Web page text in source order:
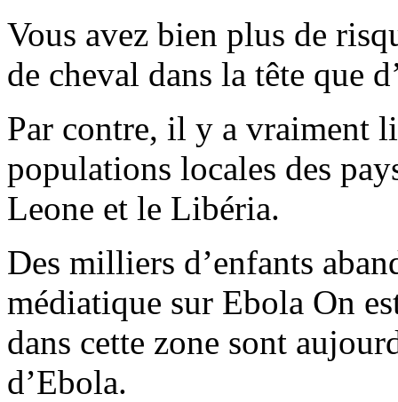
Vous avez bien plus de
de cheval dans la tête que
Par contre, il y a vraiment
populations locales des
Leone et le Libéria.
Des milliers d’enfants
médiatique sur Ebola On
dans cette zone sont
d’Ebola.